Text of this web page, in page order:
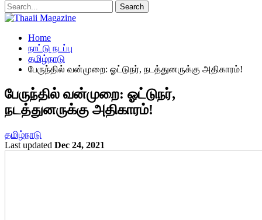
Home
நாட்டு நடப்பு
தமிழ்நாடு
பேருந்தில் வன்முறை: ஓட்டுநர், நடத்துனருக்கு அதிகாரம்!
பேருந்தில் வன்முறை: ஓட்டுநர்,
நடத்துனருக்கு அதிகாரம்!
தமிழ்நாடு
Last updated Dec 24, 2021